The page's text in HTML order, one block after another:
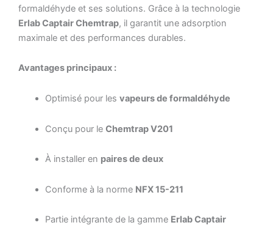
formaldéhyde et ses solutions. Grâce à la technologie
Erlab Captair Chemtrap, il garantit une adsorption
maximale et des performances durables.
Avantages principaux :
Optimisé pour les vapeurs de formaldéhyde
Conçu pour le Chemtrap V201
À installer en paires de deux
Conforme à la norme NFX 15-211
Partie intégrante de la gamme Erlab Captair